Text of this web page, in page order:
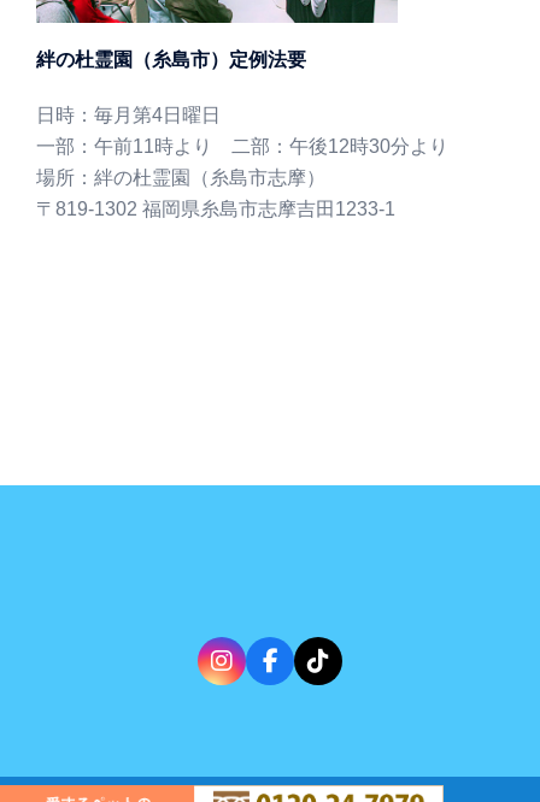
絆の杜霊園（糸島市）定例法要
日時：毎月第4日曜日
一部：午前11時より 二部：午後12時30分より
場所：絆の杜霊園（糸島市志摩）
〒819-1302 福岡県糸島市志摩吉田1233-1